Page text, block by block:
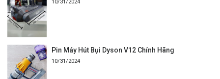
10/31/2024
Pin Máy Hút Bụi Dyson V12 Chính Hãng
10/31/2024